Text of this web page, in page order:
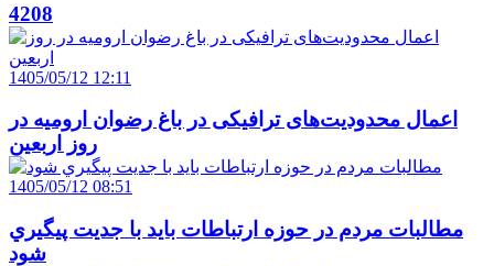
4208
1405/05/12 12:11
اعمال محدودیت‌های ترافیکی در باغ رضوان ارومیه در
روز اربعین
1405/05/12 08:51
مطالبات مردم در حوزه ارتباطات بايد با جديت پيگيري
شود